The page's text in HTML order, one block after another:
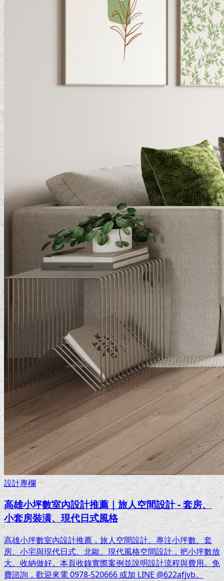
設計專欄
高雄小坪數室內設計推薦｜旅人空間設計 - 套房、
小套房裝潢、現代日式風格
高雄小坪數室內設計推薦，旅人空間設計。專注小坪數、套
房、小宅與現代日式、北歐、現代風格空間設計，把小坪數放
大、收納做好。本頁收錄實際案例並說明設計流程與費用。免
費諮詢，歡迎來電 0978-520666 或加 LINE @622afjvb。